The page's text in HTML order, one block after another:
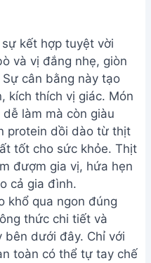
kết hợp tuyệt vời
và vị đắng nhẹ, giòn
cân bằng này tạo
kích thích vị giác. Món
làm mà còn giàu
protein dồi dào từ thịt
tốt cho sức khỏe. Thịt
đượm gia vị, hứa hẹn
cả gia đình.
khổ qua ngon đúng
thức chi tiết và
dưới đây. Chỉ với
toàn có thể tự tay chế